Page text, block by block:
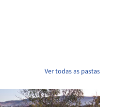
Ver todas as pastas